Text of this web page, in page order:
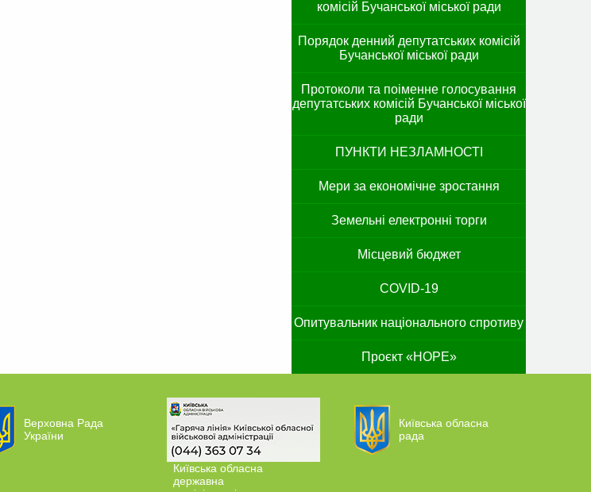
комісій Бучанської міської ради
Порядок денний депутатських комісій
Бучанської міської ради
Протоколи та поіменне голосування
депутатських комісій Бучанської міської
ради
ПУНКТИ НЕЗЛАМНОСТІ
Мери за економічне зростання
Земельні електронні торги
Місцевий бюджет
COVID-19
Опитувальник національного спротиву
Проєкт «HOPE»
Верховна Рада
України
Київська обласна
державна
Київська обласна
рада